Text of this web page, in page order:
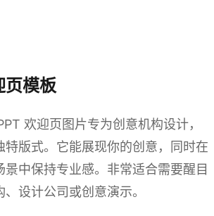
页模板
欢迎页图片专为创意机构设计，
特版式。它能展现你的创意，同时在
景中保持专业感。非常适合需要醒目
设计公司或创意演示。